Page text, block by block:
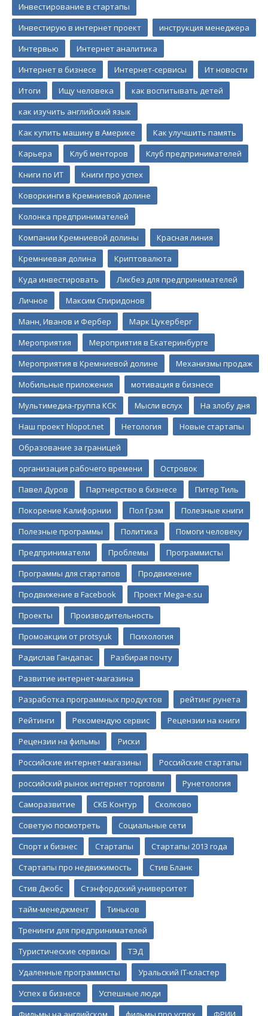
Инвестирование в стартапы
Инвестирую в интернет проект
инструкция менеджера
Интервью
Интернет аналитика
Интернет в бизнесе
Интернет-сервисы
Ит новости
Итоги
Ищу человека
как воспитывать детей
как изучить английский язык
Как купить машину в Америке
Как улучшить память
Карьера
Клуб менторов
Клуб предпринимателей
Книги по ИТ
Книги про успех
Коворкинги в Кремниевой долине
Колонка предпринимателей
Компании Кремниевой долины
Красная линия
Кремниевая долина
Криптовалюта
Куда инвестировать
Ликбез для предпринимателей
Личное
Максим Спиридонов
Манн, Иванов и Фербер
Марк Цукерберг
Мероприятия
Мероприятия в Екатеринбурге
Мероприятия в Кремниевой долине
Механизмы продаж
Мобильные приложения
мотивация в бизнесе
Мультимедиа-группа КСК
Мысли вслух
На злобу дня
Наш проект hlopot.net
Нетология
Новые стартапы
Образование за границей
организация рабочего времени
Островок
Павел Дуров
Партнерство в бизнесе
Питер Тиль
Покорение Калифорнии
Пол Грэм
Полезные книги
Полезные программы
Политика
Помоги человеку
Предприниматели
Проблемы
Программисты
Программы для стартапов
Продвижение
Продвижение в Facebook
Проект Mega-e.su
Проекты
Производительность
Промоакции от protsyuk
Психология
Радислав Гандапас
Разбирая почту
Развитие интернет-магазина
Разработка программных продуктов
рейтинг рунета
Рейтинги
Рекомендую сервис
Рецензии на книги
Рецензии на фильмы
Риски
Российские интернет-магазины
Российские стартапы
российский рынок интернет торговли
Рунетология
Саморазвитие
СКБ Контур
Сколково
Советую посмотреть
Социальные сети
Спорт и бизнес
Стартапы
Стартапы 2013 года
Стартапы про недвижимость
Стив Бланк
Стив Джобс
Стэнфордский университет
тайм-менеджмент
Тиньков
Тренинги для предпринимателей
Туристические сервисы
ТЭД
Удаленные программисты
Уральский IT-кластер
Успех в бизнесе
Успешные люди